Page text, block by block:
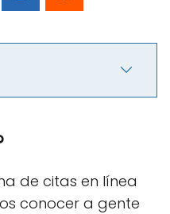
de citas en línea
conocer a gente